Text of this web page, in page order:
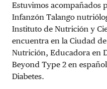
Estuvimos acompañados
Infanzón Talango
Instituto de Nutrición y
encuentra en la Ciudad
Nutrición, Educadora en
Beyond Type 2 en
Diabetes.